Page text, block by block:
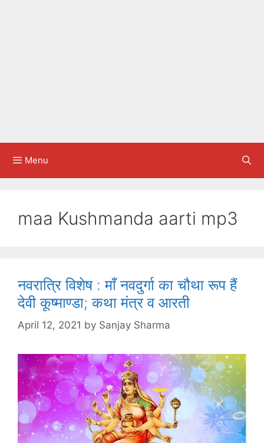
Menu
maa Kushmanda aarti mp3
नवरात्रि विशेष : माँ नवदुर्गा का चौथा रूप हैं
देवी कूष्माण्डा; कथा मंत्र व आरती
April 12, 2021 by Sanjay Sharma